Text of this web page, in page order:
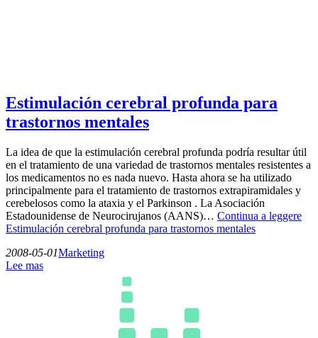
Estimulación cerebral profunda para
trastornos mentales
La idea de que la estimulación cerebral profunda podría resultar útil
en el tratamiento de una variedad de trastornos mentales resistentes a
los medicamentos no es nada nuevo. Hasta ahora se ha utilizado
principalmente para el tratamiento de trastornos extrapiramidales y
cerebelosos como la ataxia y el Parkinson . La Asociación
Estadounidense de Neurocirujanos (AANS)… Continua a leggere
Estimulación cerebral profunda para trastornos mentales
2008-05-01Marketing
Lee mas